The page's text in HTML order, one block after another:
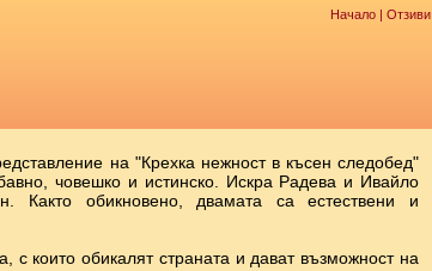
Начало | Отзиви
на "Крехка нежност в късен следобед"
човешко и истинско. Искра Радева и Ивайло
Както обикновено, двамата са естествени и
с които обикалят страната и дават възможност на